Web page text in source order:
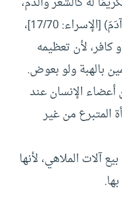
لقوله تعالى: (وَلَقَدْ كَرَّمْنَا بَنِي آدَمَ) [الإسراء: 17/70]،
كافر، لأن تعظيمه
بالهبة ولو بعوض.
الإنسان عند
المتبرع من غير
بيع آلات الملاهي، لأنها